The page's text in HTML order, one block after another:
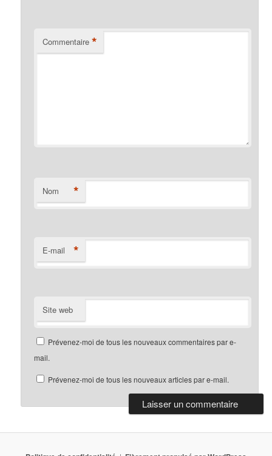
Commentaire *
Nom *
E-mail *
Site web
Prévenez-moi de tous les nouveaux commentaires par e-
mail.
Prévenez-moi de tous les nouveaux articles par e-mail.